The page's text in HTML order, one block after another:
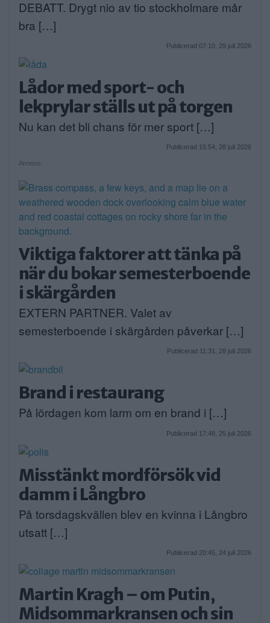
DEBATT. Drygt nio av tio stockholmare mår
bra […]
Publicerad 07:10, 29 juli 2026
Lådor med sport- och
lekprylar ställs ut på torgen
Nu kan det bli chans för mer sport […]
Publicerad 15:54, 28 juli 2026
Annons:
Viktiga faktorer att tänka på
när du bokar semesterboende
i skärgården
EXTERN PARTNER. Valet av
semesterboende i skärgården påverkar […]
Publicerad 11:31, 28 juli 2026
Brand i restaurang
På lördagen kom larm om en brand i […]
Publicerad 17:48, 25 juli 2026
Misstänkt mordförsök vid
damm i Långbro
På torsdagskvällen blev en kvinna i Långbro
utsatt […]
Publicerad 20:45, 24 juli 2026
Martin Kragh – om Putin,
Midsommarkransen och sin